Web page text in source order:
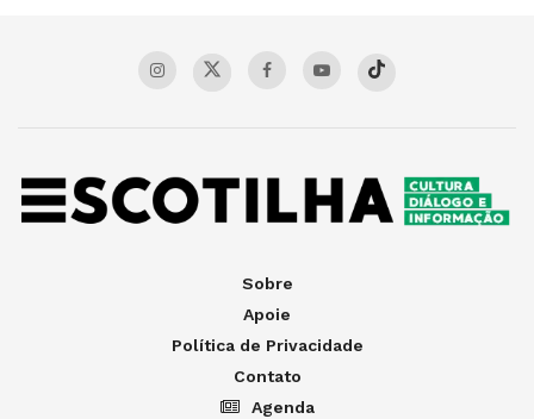
Sobre
Apoie
Política de Privacidade
Contato
Agenda